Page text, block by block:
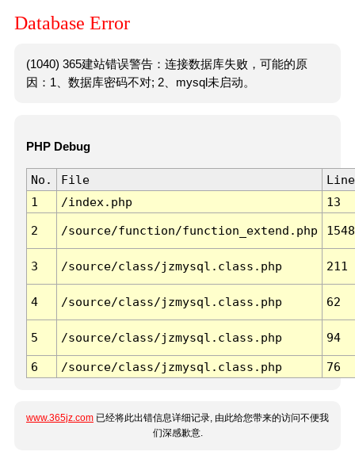
Database Error
(1040) 365建站错误警告：连接数据库失败，可能的原
因：1、数据库密码不对; 2、mysql未启动。
PHP Debug
No. File
Line
1
/index.php 13
2 /source/function/function_extend.php 1548
3 /source/class/jzmysql.class.php 211
4 /source/class/jzmysql.class.php 62
5 /source/class/jzmysql.class.php 94
6 /source/class/jzmysql.class.php 76
www.365jz.com 已经将此出错信息详细记录, 由此给您带来的访问不便我
们深感歉意.